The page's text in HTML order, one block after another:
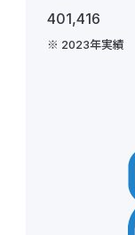
401,416
※ 2023年実績